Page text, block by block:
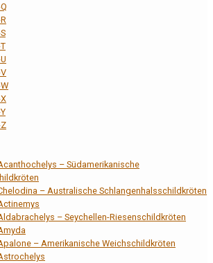
– Südamerikanische
– Australische Schlangenhalsschildkröten
– Seychellen-Riesenschildkröten
– Amerikanische Weichschildkröten